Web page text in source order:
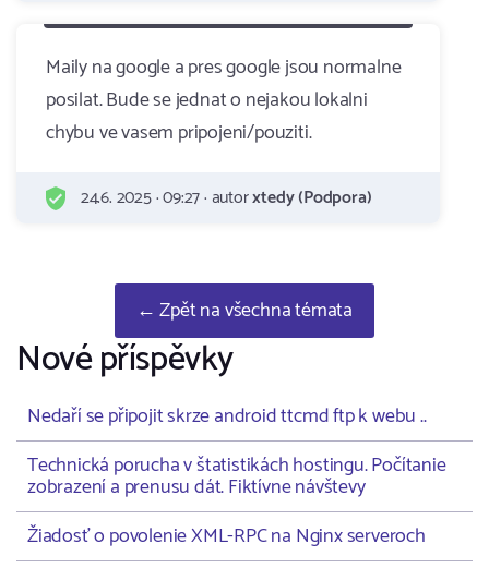
Maily na google a pres google jsou normalne
posilat. Bude se jednat o nejakou lokalni
chybu ve vasem pripojeni/pouziti.
24.6. 2025 · 09:27 · autorxtedy (Podpora)
← Zpět na všechna témata
Nové příspěvky
Nedaří se připojit skrze android ttcmd ftp k webu ..
Technická porucha v štatistikách hostingu. Počítanie
zobrazení a prenusu dát. Fiktívne návštevy
Žiadosť o povolenie XML-RPC na Nginx serveroch